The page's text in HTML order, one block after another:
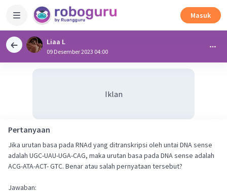
Masuk
Liaa L
09 Desember 2023 04:00
Iklan
Pertanyaan
Jika urutan basa pada RNAd yang ditranskripsi oleh untai DNA sense
adalah UGC-UAU-UGA-CAG, maka urutan basa pada DNA sense adalah
ACG-ATA-ACT- GTC. Benar atau salah pernyataan tersebut?
Jawaban: